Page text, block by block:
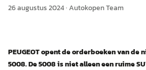
26 augustus 2024·Autokopen Team
PEUGEOT opent de orderboeken van de
5008. De 5008 is niet alleen een ruime